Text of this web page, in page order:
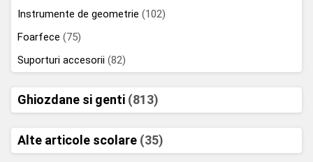
Instrumente de geometrie (102)
Foarfece (75)
Suporturi accesorii (82)
Ghiozdane si genti (813)
Alte articole scolare (35)